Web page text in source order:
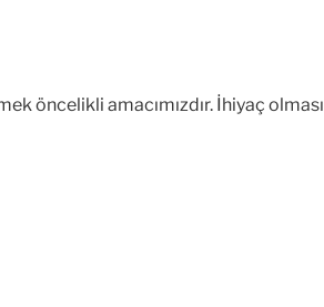
öncelikli amacımızdır. İhiyaç olması